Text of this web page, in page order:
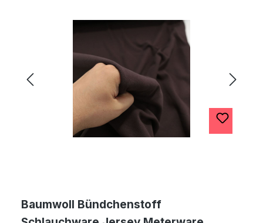
Baumwoll Bündchenstoff